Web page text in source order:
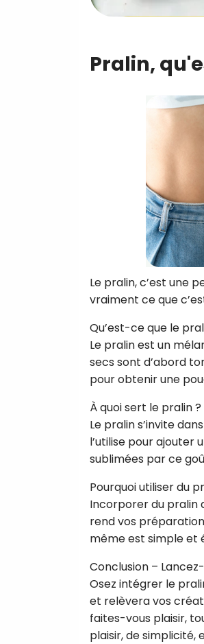
Pralin,
Le pralin, c’est une
vraiment ce que
Qu’est-ce que le
Le pralin est un
secs sont d’abord
pour obtenir une
À quoi sert le pralin ?
Le pralin s’invite
l’utilise pour ajouter
sublimées par ce
Pourquoi utiliser du
Incorporer du pralin
rend vos
même est simple et
Conclusion –
Osez intégrer le
et relèvera vos
faites-vous plaisir,
plaisir, de simplicité,